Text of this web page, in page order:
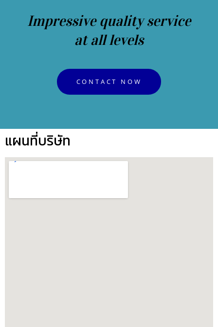
Impressive quality service
at all levels
CONTACT NOW
แผนที่บริษัท